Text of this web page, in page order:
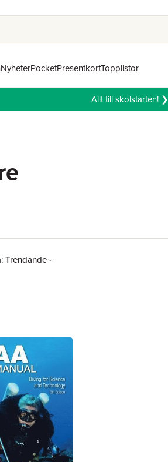
NyheterPocketPresentkortTopplistor
Allt till skolstarten! ❯
Trendande